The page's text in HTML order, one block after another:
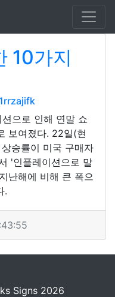
10가지
으로 인해 연말 쇼
보여졌다. 22일(현
승률이 미국 구매자
'인플레이션으로 말
난해에 비해 큰 폭으
.
Signs 2026